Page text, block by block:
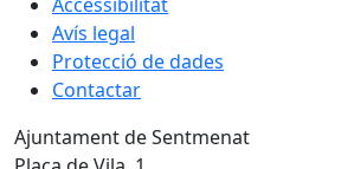
Avís legal
Protecció de dades
Contactar
Ajuntament de Sentmenat